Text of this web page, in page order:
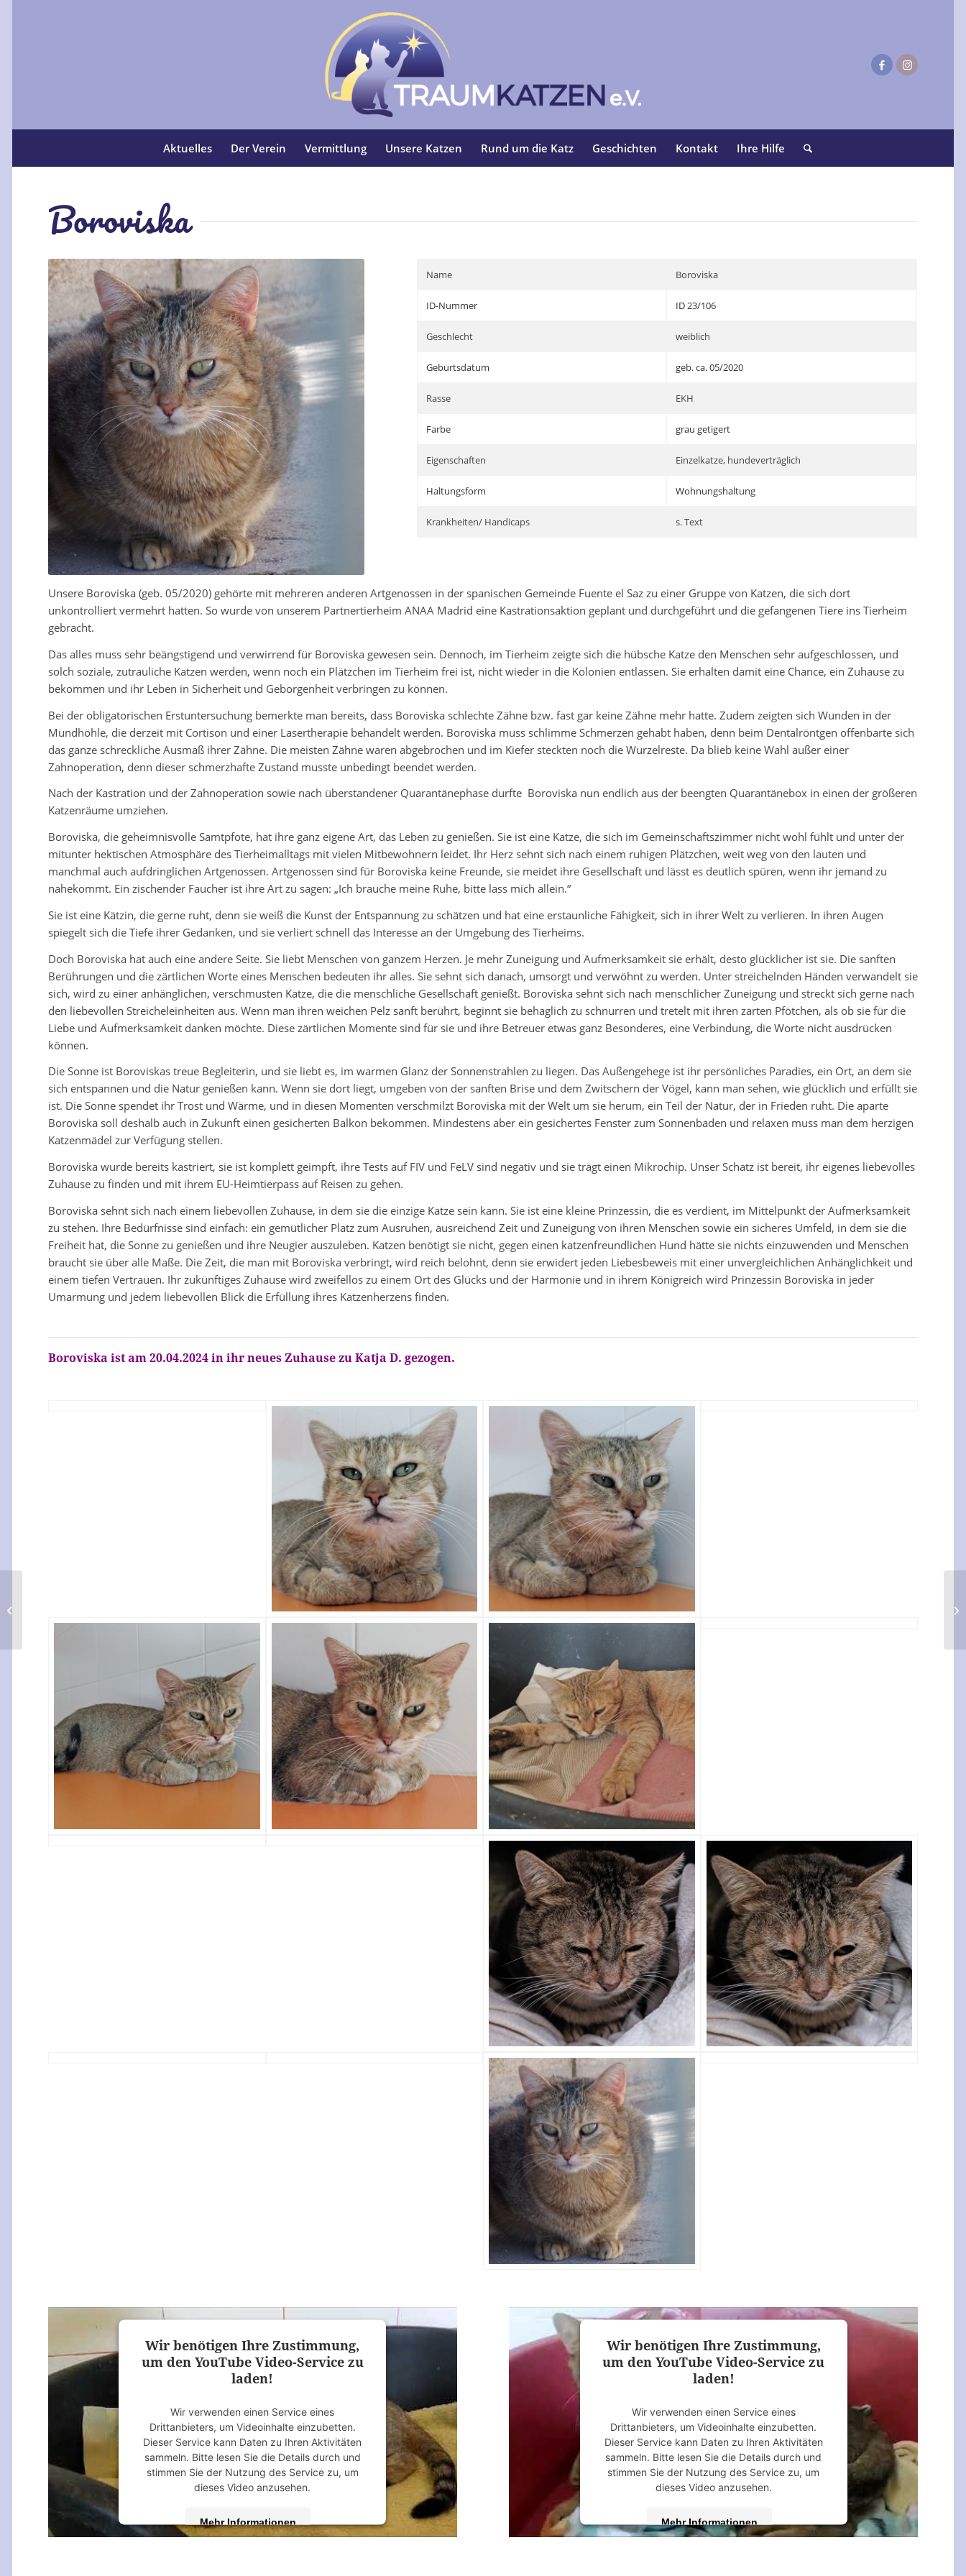
Aktuelles Der Verein Vermittlung Unsere Katzen Rund um die Katz Geschichten Kontakt Ihre Hilfe
Boroviska
Name Boroviska
ID-Nummer ID 23/106
Geschlecht weiblich
Geburtsdatum geb. ca. 05/2020
Rasse EKH
Farbe grau getigert
Eigenschaften Einzelkatze, hundeverträglich
Haltungsform Wohnungshaltung
Krankheiten/ Handicaps s. Text
Unsere Boroviska (geb. 05/2020) gehörte mit mehreren anderen Artgenossen in der spanischen Gemeinde Fuente el Saz zu einer Gruppe von Katzen, die sich dort
unkontrolliert vermehrt hatten. So wurde von unserem Partnertierheim ANAA Madrid eine Kastrationsaktion geplant und durchgeführt und die gefangenen Tiere ins Tierheim
gebracht.
Das alles muss sehr beängstigend und verwirrend für Boroviska gewesen sein. Dennoch, im Tierheim zeigte sich die hübsche Katze den Menschen sehr aufgeschlossen, und
solch soziale, zutrauliche Katzen werden, wenn noch ein Plätzchen im Tierheim frei ist, nicht wieder in die Kolonien entlassen. Sie erhalten damit eine Chance, ein Zuhause zu
bekommen und ihr Leben in Sicherheit und Geborgenheit verbringen zu können.
Bei der obligatorischen Erstuntersuchung bemerkte man bereits, dass Boroviska schlechte Zähne bzw. fast gar keine Zähne mehr hatte. Zudem zeigten sich Wunden in der
Mundhöhle, die derzeit mit Cortison und einer Lasertherapie behandelt werden. Boroviska muss schlimme Schmerzen gehabt haben, denn beim Dentalröntgen offenbarte sich
das ganze schreckliche Ausmaß ihrer Zähne. Die meisten Zähne waren abgebrochen und im Kiefer steckten noch die Wurzelreste. Da blieb keine Wahl außer einer
Zahnoperation, denn dieser schmerzhafte Zustand musste unbedingt beendet werden.
Nach der Kastration und der Zahnoperation sowie nach überstandener Quarantänephase durfte Boroviska nun endlich aus der beengten Quarantänebox in einen der größeren
Katzenräume umziehen.
Boroviska, die geheimnisvolle Samtpfote, hat ihre ganz eigene Art, das Leben zu genießen. Sie ist eine Katze, die sich im Gemeinschaftszimmer nicht wohl fühlt und unter der
mitunter hektischen Atmosphäre des Tierheimalltags mit vielen Mitbewohnern leidet. Ihr Herz sehnt sich nach einem ruhigen Plätzchen, weit weg von den lauten und
manchmal auch aufdringlichen Artgenossen. Artgenossen sind für Boroviska keine Freunde, sie meidet ihre Gesellschaft und lässt es deutlich spüren, wenn ihr jemand zu
nahekommt. Ein zischender Faucher ist ihre Art zu sagen: „Ich brauche meine Ruhe, bitte lass mich allein.“
Sie ist eine Kätzin, die gerne ruht, denn sie weiß die Kunst der Entspannung zu schätzen und hat eine erstaunliche Fähigkeit, sich in ihrer Welt zu verlieren. In ihren Augen
spiegelt sich die Tiefe ihrer Gedanken, und sie verliert schnell das Interesse an der Umgebung des Tierheims.
Doch Boroviska hat auch eine andere Seite. Sie liebt Menschen von ganzem Herzen. Je mehr Zuneigung und Aufmerksamkeit sie erhält, desto glücklicher ist sie. Die sanften
Berührungen und die zärtlichen Worte eines Menschen bedeuten ihr alles. Sie sehnt sich danach, umsorgt und verwöhnt zu werden. Unter streichelnden Händen verwandelt sie
sich, wird zu einer anhänglichen, verschmusten Katze, die die menschliche Gesellschaft genießt. Boroviska sehnt sich nach menschlicher Zuneigung und streckt sich gerne nach
den liebevollen Streicheleinheiten aus. Wenn man ihren weichen Pelz sanft berührt, beginnt sie behaglich zu schnurren und tretelt mit ihren zarten Pfötchen, als ob sie für die
Liebe und Aufmerksamkeit danken möchte. Diese zärtlichen Momente sind für sie und ihre Betreuer etwas ganz Besonderes, eine Verbindung, die Worte nicht ausdrücken
können.
Die Sonne ist Boroviskas treue Begleiterin, und sie liebt es, im warmen Glanz der Sonnenstrahlen zu liegen. Das Außengehege ist ihr persönliches Paradies, ein Ort, an dem sie
sich entspannen und die Natur genießen kann. Wenn sie dort liegt, umgeben von der sanften Brise und dem Zwitschern der Vögel, kann man sehen, wie glücklich und erfüllt sie
ist. Die Sonne spendet ihr Trost und Wärme, und in diesen Momenten verschmilzt Boroviska mit der Welt um sie herum, ein Teil der Natur, der in Frieden ruht. Die aparte
Boroviska soll deshalb auch in Zukunft einen gesicherten Balkon bekommen. Mindestens aber ein gesichertes Fenster zum Sonnenbaden und relaxen muss man dem herzigen
Katzenmädel zur Verfügung stellen.
Boroviska wurde bereits kastriert, sie ist komplett geimpft, ihre Tests auf FIV und FeLV sind negativ und sie trägt einen Mikrochip. Unser Schatz ist bereit, ihr eigenes liebevolles
Zuhause zu finden und mit ihrem EU-Heimtierpass auf Reisen zu gehen.
Boroviska sehnt sich nach einem liebevollen Zuhause, in dem sie die einzige Katze sein kann. Sie ist eine kleine Prinzessin, die es verdient, im Mittelpunkt der Aufmerksamkeit
zu stehen. Ihre Bedürfnisse sind einfach: ein gemütlicher Platz zum Ausruhen, ausreichend Zeit und Zuneigung von ihren Menschen sowie ein sicheres Umfeld, in dem sie die
Freiheit hat, die Sonne zu genießen und ihre Neugier auszuleben. Katzen benötigt sie nicht, gegen einen katzenfreundlichen Hund hätte sie nichts einzuwenden und Menschen
braucht sie über alle Maße. Die Zeit, die man mit Boroviska verbringt, wird reich belohnt, denn sie erwidert jeden Liebesbeweis mit einer unvergleichlichen Anhänglichkeit und
einem tiefen Vertrauen. Ihr zukünftiges Zuhause wird zweifellos zu einem Ort des Glücks und der Harmonie und in ihrem Königreich wird Prinzessin Boroviska in jeder
Umarmung und jedem liebevollen Blick die Erfüllung ihres Katzenherzens finden.
Boroviska ist am 20.04.2024 in ihr neues Zuhause zu Katja D. gezogen.
Wir benötigen Ihre Zustimmung,
um den YouTube Video-Service zu
laden!
Wir verwenden einen Service eines
Drittanbieters, um Videoinhalte einzubetten.
Dieser Service kann Daten zu Ihren Aktivitäten
sammeln. Bitte lesen Sie die Details durch und
stimmen Sie der Nutzung des Service zu, um
dieses Video anzusehen.
Mehr Informationen
Wir benötigen Ihre Zustimmung,
um den YouTube Video-Service zu
laden!
Wir verwenden einen Service eines
Drittanbieters, um Videoinhalte einzubetten.
Dieser Service kann Daten zu Ihren Aktivitäten
sammeln. Bitte lesen Sie die Details durch und
stimmen Sie der Nutzung des Service zu, um
dieses Video anzusehen.
Mehr Informationen